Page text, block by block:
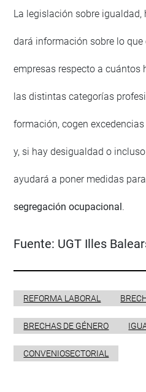
La legislación sobre
dará información sobre lo
empresas respecto a cuántos
las distintas categorías
formación, cogen
y, si hay desigualdad o
ayudará a poner medidas
segregación ocupacional.
Fuente: UGT Illes
REFORMA LABORAL
BRECHAS DE GÉNERO
CONVENIOSECTORIAL